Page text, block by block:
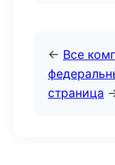
← Все
страница